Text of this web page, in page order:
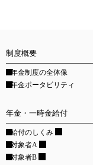
制度概要
年金制度の全体像
年金ポータビリティ
年金・一時金給付
給付のしくみ
対象者A
対象者B